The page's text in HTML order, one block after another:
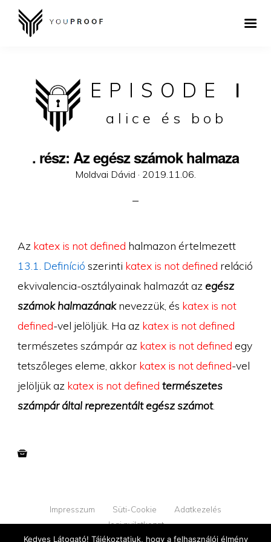
EPISODE I
alice és bob
. rész: Az egész számok halmaza
Moldvai Dávid · Posted
2019.11.06.
Az katex is not defined halmazon értelmezett
13.1. Definíció szerinti katex is not defined reláció
ekvivalencia-osztályainak halmazát az egész
számok halmazánaknevezzük, és katex is not
defined-vel jelöljük. Ha az katex is not defined
természetes számpár az katex is not defined egy
tetszőleges eleme, akkor katex is not defined-vel
jelöljük az katex is not defined természetes
számpár által reprezentált egész számot.
Impresszum Süti-Cookie
Adatkezelés
Jogi nyilatkozat
Kedves Látogató! Tájékoztatjuk, hogy a felhasználói élmény